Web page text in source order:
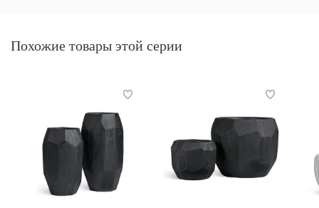
Похожие товары этой серии